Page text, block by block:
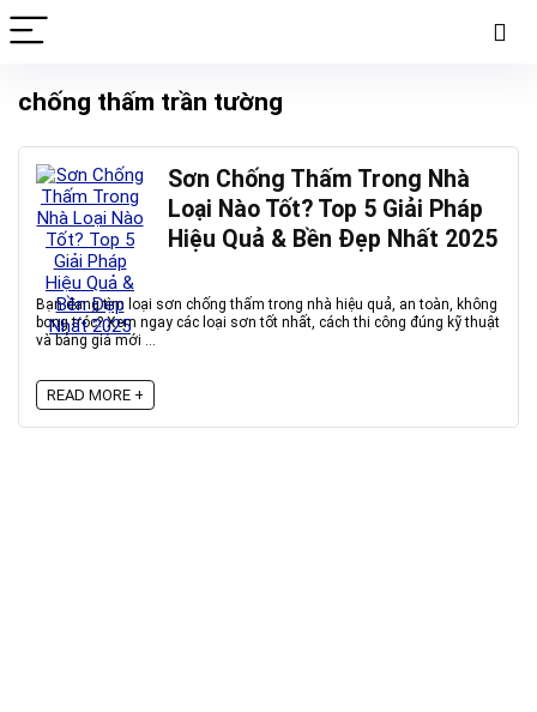
chống thấm trần tường
Sơn Chống Thấm Trong Nhà
Loại Nào Tốt? Top 5 Giải Pháp
Hiệu Quả & Bền Đẹp Nhất 2025
Bạn đang tìm loại sơn chống thấm trong nhà hiệu quả, an toàn, không
bong tróc? Xem ngay các loại sơn tốt nhất, cách thi công đúng kỹ thuật
và bảng giá mới ...
READ MORE +